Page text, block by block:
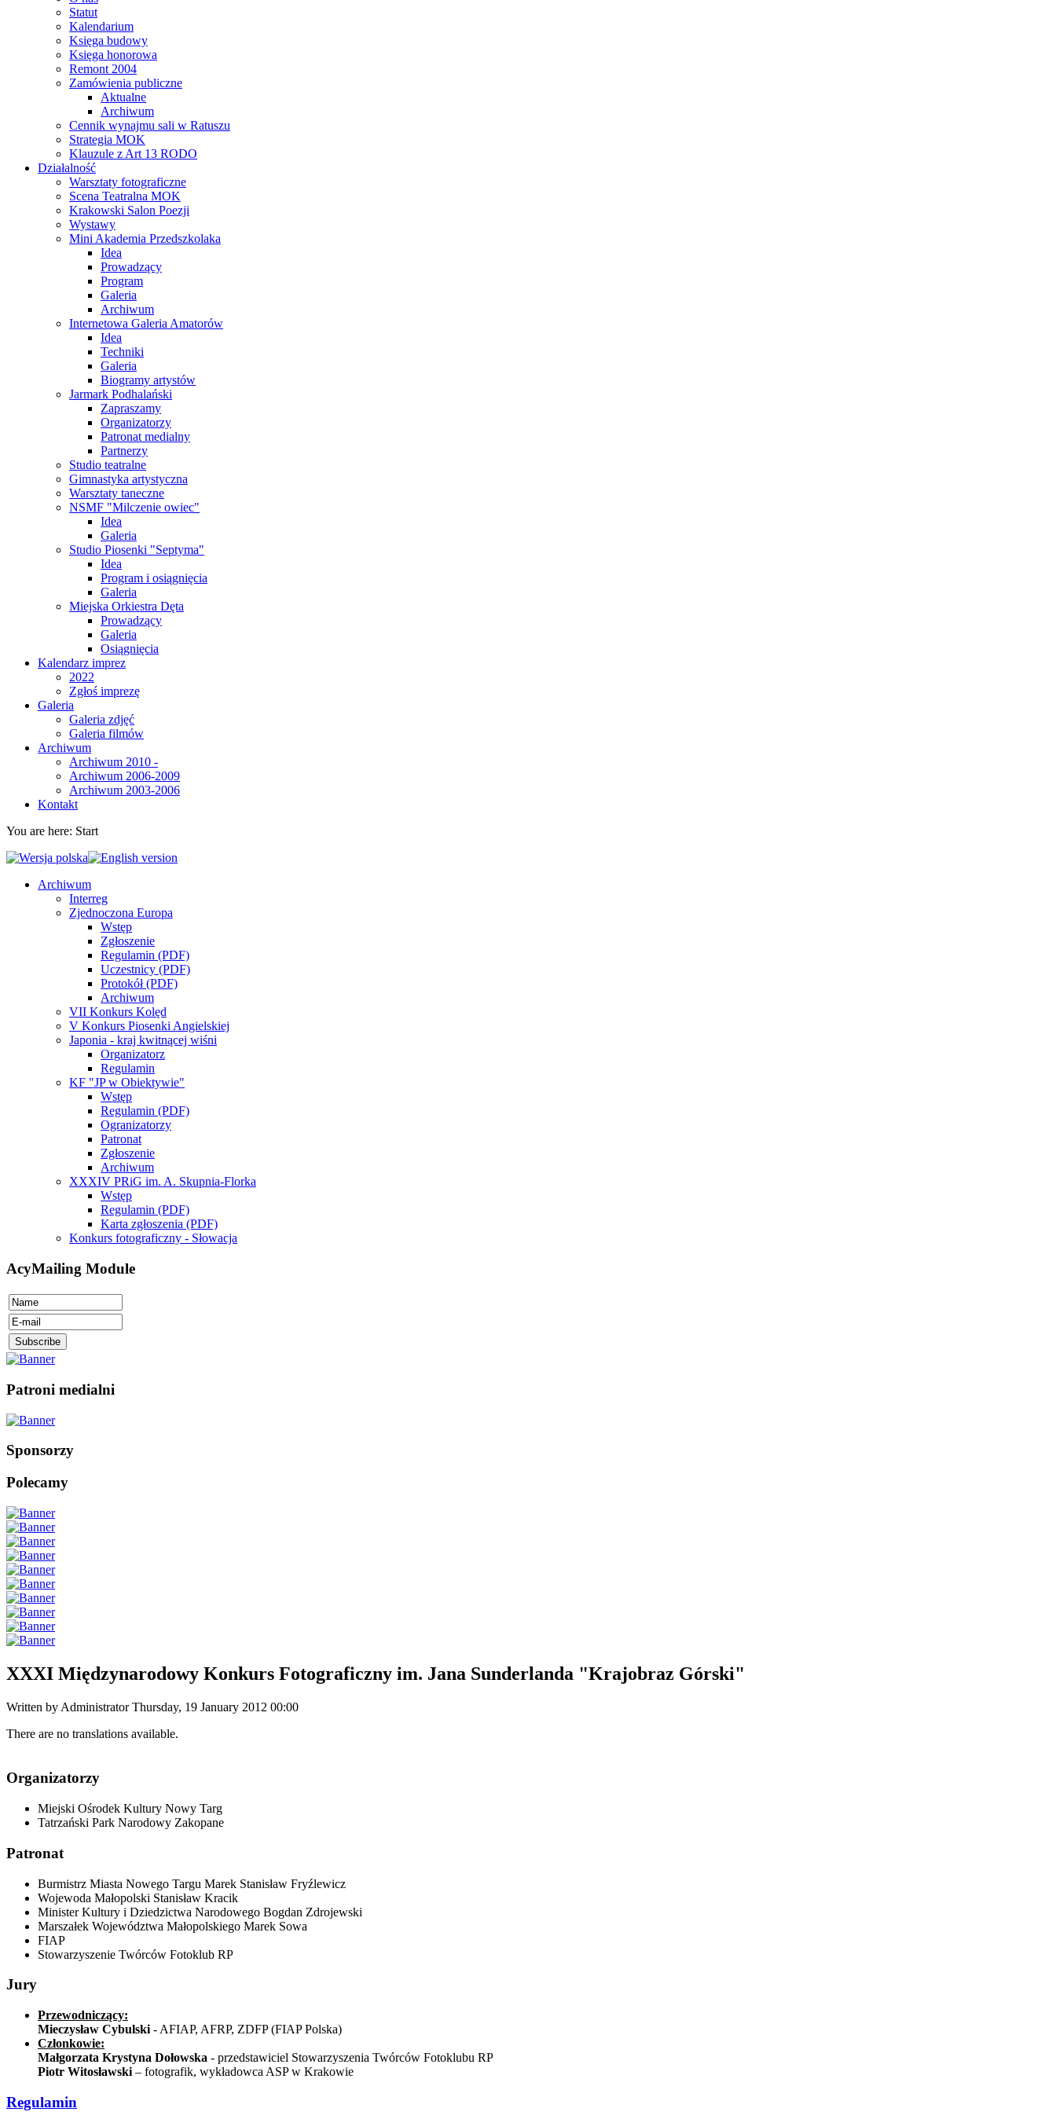
Statut
Kalendarium
Księga budowy
Księga honorowa
Remont 2004
Zamówienia publiczne
Aktualne
Archiwum
Cennik wynajmu sali w Ratuszu
Strategia MOK
Klauzule z Art 13 RODO
Działalność
Warsztaty fotograficzne
Scena Teatralna MOK
Krakowski Salon Poezji
Wystawy
Mini Akademia Przedszkolaka
Idea
Prowadzący
Program
Galeria
Archiwum
Internetowa Galeria Amatorów
Idea
Techniki
Galeria
Biogramy artystów
Jarmark Podhalański
Zapraszamy
Organizatorzy
Patronat medialny
Partnerzy
Studio teatralne
Gimnastyka artystyczna
Warsztaty taneczne
NSMF "Milczenie owiec"
Idea
Galeria
Studio Piosenki "Septyma"
Idea
Program i osiągnięcia
Galeria
Miejska Orkiestra Dęta
Prowadzący
Galeria
Osiągnięcia
Kalendarz imprez
2022
Zgłoś imprezę
Galeria
Galeria zdjęć
Galeria filmów
Archiwum
Archiwum 2010 -
Archiwum 2006-2009
Archiwum 2003-2006
Kontakt
You are here: Start
Archiwum
Interreg
Zjednoczona Europa
Wstęp
Zgłoszenie
Regulamin (PDF)
Uczestnicy (PDF)
Protokół (PDF)
Archiwum
VII Konkurs Kolęd
V Konkurs Piosenki Angielskiej
Japonia - kraj kwitnącej wiśni
Organizatorz
Regulamin
KF "JP w Obiektywie"
Wstęp
Regulamin (PDF)
Ogranizatorzy
Patronat
Zgłoszenie
Archiwum
XXXIV PRiG im. A. Skupnia-Florka
Wstęp
Regulamin (PDF)
Karta zgłoszenia (PDF)
Konkurs fotograficzny - Słowacja
AcyMailing Module
Patroni medialni
Sponsorzy
Polecamy
XXXI Międzynarodowy Konkurs Fotograficzny im. Jana Sunderlanda "Krajobraz Górski"
Written by AdministratorThursday, 19 January 2012 00:00
There are no translations available.
Organizatorzy
Miejski Ośrodek Kultury Nowy Targ
Tatrzański Park Narodowy Zakopane
Patronat
Burmistrz Miasta Nowego Targu Marek Stanisław Fryźlewicz
Wojewoda Małopolski Stanisław Kracik
Minister Kultury i Dziedzictwa Narodowego Bogdan Zdrojewski
Marszałek Województwa Małopolskiego Marek Sowa
FIAP
Stowarzyszenie Twórców Fotoklub RP
Jury
Przewodniczący:
Mieczysław Cybulski - AFIAP, AFRP, ZDFP (FIAP Polska)
Członkowie:
Małgorzata Krystyna Dołowska - przedstawiciel Stowarzyszenia Twórców Fotoklubu RP
Piotr Witosławski – fotografik, wykładowca ASP w Krakowie
Regulamin